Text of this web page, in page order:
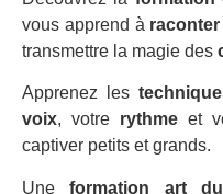
vous apprend à
transmettre la magie des
Apprenez les
voix, votre rythme et
captiver petits et grands.
Uneformation art